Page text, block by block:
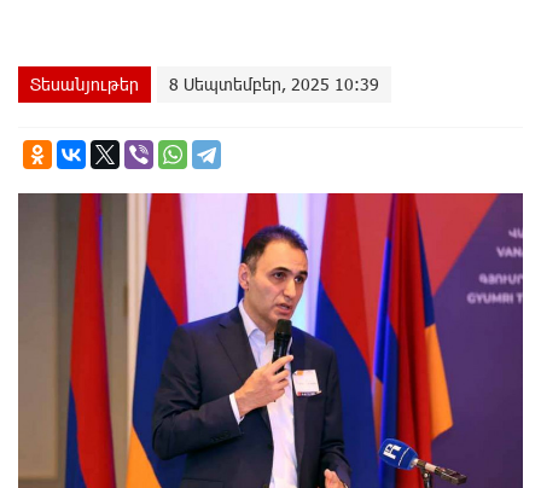
Տեսանյութեր 8 Սեպտեմբեր, 2025 10:39